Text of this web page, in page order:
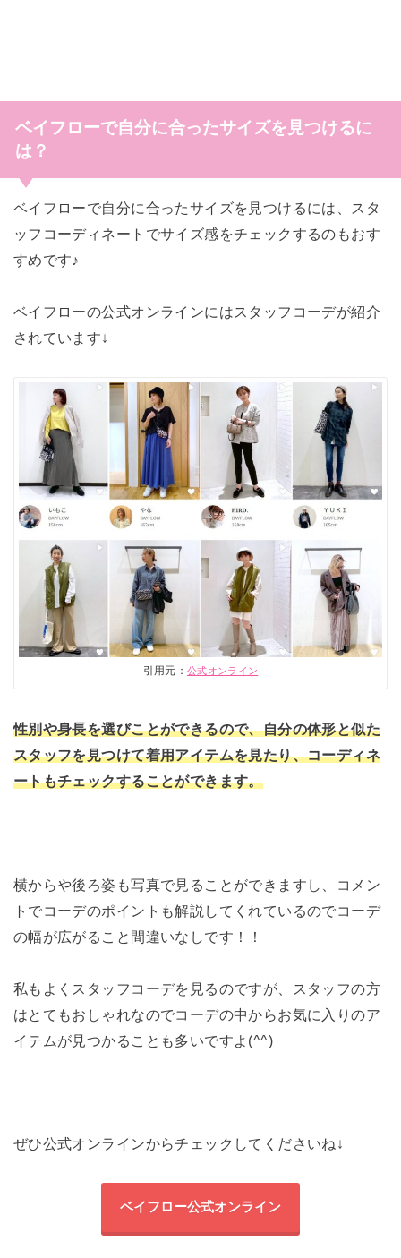
ベイフローで自分に合ったサイズを見つけるに
は？
ベイフローで自分に合ったサイズを見つけるには、スタ
ッフコーディネートでサイズ感をチェックするのもおす
すめです♪
ベイフローの公式オンラインにはスタッフコーデが紹介
されています↓
引用元：公式オンライン
性別や身長を選びことができるので、自分の体形と似た
スタッフを見つけて着用アイテムを見たり、コーディネ
ートもチェックすることができます。
横からや後ろ姿も写真で見ることができますし、コメン
トでコーデのポイントも解説してくれているのでコーデ
の幅が広がること間違いなしです！！
私もよくスタッフコーデを見るのですが、スタッフの方
はとてもおしゃれなのでコーデの中からお気に入りのア
イテムが見つかることも多いですよ(^^)
ぜひ公式オンラインからチェックしてくださいね↓
ベイフロー公式オンライン